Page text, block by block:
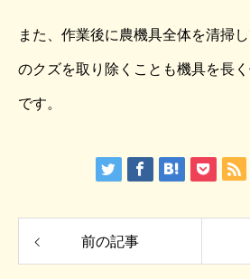
また、作業後に農機具全体を清掃
のクズを取り除くことも機具を長
です。
前の記事